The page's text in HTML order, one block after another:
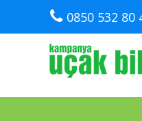
0850 532 80